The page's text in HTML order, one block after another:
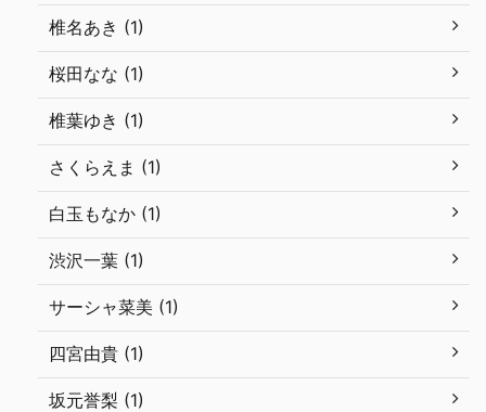
椎名あき (1)
桜田なな (1)
椎葉ゆき (1)
さくらえま (1)
白玉もなか (1)
渋沢一葉 (1)
サーシャ菜美 (1)
四宮由貴 (1)
坂元誉梨 (1)